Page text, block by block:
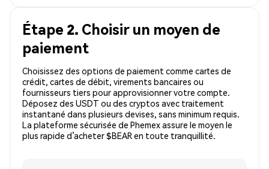
Étape 2. Choisir un moyen de
paiement
Choisissez des options de paiement comme cartes de
crédit, cartes de débit, virements bancaires ou
fournisseurs tiers pour approvisionner votre compte.
Déposez des USDT ou des cryptos avec traitement
instantané dans plusieurs devises, sans minimum requis.
La plateforme sécurisée de Phemex assure le moyen le
plus rapide d’acheter $BEAR en toute tranquillité.